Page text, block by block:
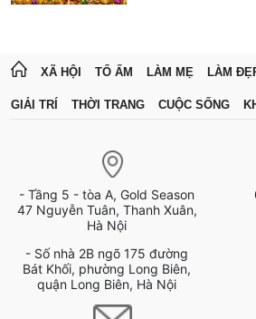
XÃ HỘI TỔ ẤM LÀM MẸ LÀM
GIẢI TRÍ THỜI TRANG CUỘC SỐNG
- Tầng 5 - tòa A, Gold Season
47 Nguyễn Tuân, Thanh Xuân,
Hà Nội
- Số nhà 2B ngõ 175 đường
Bát Khối, phường Long Biên,
quận Long Biên, Hà Nội